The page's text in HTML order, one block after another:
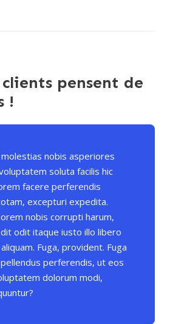
pensent de
!
nobis asperiores
soluta facilis hic
facere perferendis
excepturi expedita.
nobis corrupti harum,
odit itaque iusto illo libero
Fuga, provident. Fuga
perferendis, ut eos
dolorum modi,